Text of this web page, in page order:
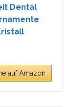
Dental
auf Amazon